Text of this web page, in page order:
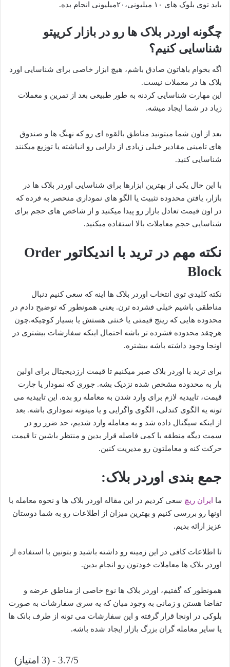
باید توی بلوک های ۱۰ میلیونی،۲۰میلیونی انجام بده.
چگونه اوردر بلاک ها رو در بازار کریپتو
شناسایی کنیم؟
اگه بخوام باهاتون صادق باشم، هیچ ابزار خاصی برای شناسایی اورد
بلاک ها در معملات نیست.
این مهارت شناسایی کردنه به طور طبیعی بعد از تمرین و معملات
زیاد در شما ایجاد میشه.
بعد از اون شما میتونید مناطق بالقوه ای رو که نهنگ ها و صندوق
های تامینی مقادیر خیلی زیادی از دارایی رو انباشته یا توزیع میکنند
شناسایی کنید.
با این حال یکی از بهترین ابزارها برای شناسایی اوردر بلاک ها در
بازار، یافتن محدوده تثبیت یا الگو های نموداری منحصر به فرده که
در اون قیمت تعادل بازار رو پیدا میکنید و از شاخص های حجم برای
شناسایی حجم معاملات بالا استفاده میکنید.
نکته مهم در ترید با اندیکاتور Order
Block
نکته کلیدی توی انتخاب اوردر بلاک ها اینه که سعی کنیم دنبال
مناطقی باشیم خیلی فشرده ترن. یعنی همونطور که توضیح دادم در
محدوده هایی که رینج قیمتی یا خنثی هستش یا بسیار کوچیکه.چون
هرچقد محدوده فشرده تر باشه احتمال اینکه سفارشات بیشتری در
اونجا وجود داشته باشه بیشتره.
برای ترید با اوردر بلاک صبر میکنیم تا قیمت ارزدیجیتال برای اولین
بار به محدوده مشخص شده نزدیک بشه. جوری که نمودار یا چارت
قیمت، تاییدیه لازم برای وارد شدن به معامله رو بده. این تاییدیه می
تونه یه الگوی کندلی، الگوی واگرایی و یا میتونه نموداری باشه. بعد
از اینکه سیگنال داده شد و به معامله وارد شدیم، حد ضرر رو در
سمت دیگه منطقه با کمی فاصله قرار بدین و منتظر باشین تا قیمت
حرکت کنه و معاملتون رو مدیریت کنین.
جمع بندی اوردر بلاک:
ما ایران ریچ سعی کردیم در این مقاله اوردر بلاک ها و نحوه معامله با
اونها رو بررسی کنیم و بهترین میزان از اطلاعات رو به شما دوستان
عزیز ارائه بدیم.
تا اطلاعات کافی در این زمینه رو داشته باشید و بتونین با استفاده از
اوردر بلاک ها معاملات خودتون رو انجام بدین.
همونطور که گفتیم، اوردر بلاک ها نوع خاصی از مناطق عرضه و
تقاضا هستن و زمانی به وجود میان که یه سری سفارشات به صورت
بلوکی در اونجا قرار گرفته و این سفارشات می تونه از طرف بانک ها
یا سایر معامله گران بزرگ بازار ایجاد شده باشه.
3.7/5 - (3 امتیاز)